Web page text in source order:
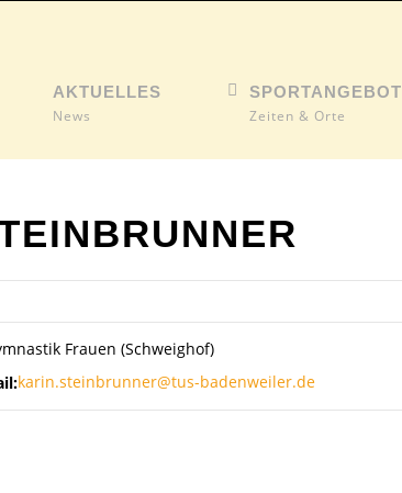
AKTUELLES
News
SPORTANGEBOT
Zeiten & Orte
Frauen (Schweighof)
karin.steinbrunner@tus-badenweiler.de